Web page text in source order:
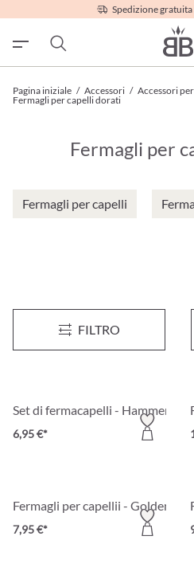
Spedizione
Pagina iniziale / Accessori / Accessori
Fermagli per capelli dorati
Fermagli per
Fermagli per capelli
FILTRO
Forcina per capelli nel set -
Set di fermacapelli - Hammered
6,95 €*
Fermagli per capellii - Golden
7,95 €*